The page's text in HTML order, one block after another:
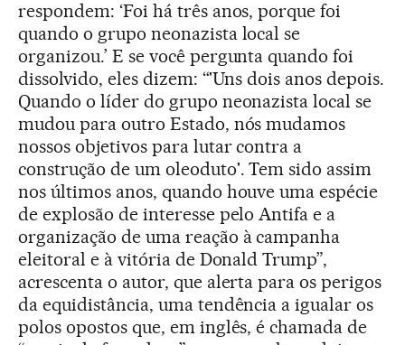
respondem: ‘Foi há três anos, porque foi
quando o grupo neonazista local se
organizou.’ E se você pergunta quando foi
dissolvido, eles dizem: “'Uns dois anos depois.
Quando o líder do grupo neonazista local se
mudou para outro Estado, nós mudamos
nossos objetivos para lutar contra a
construção de um oleoduto'. Tem sido assim
nos últimos anos, quando houve uma espécie
de explosão de interesse pelo Antifa e a
organização de uma reação à campanha
eleitoral e à vitória de Donald Trump”,
acrescenta o autor, que alerta para os perigos
da equidistância, uma tendência a igualar os
polos opostos que, em inglês, é chamada de